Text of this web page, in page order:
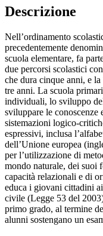
Descrizione
Nell’ordinamento
precedentemente
scuola elementare, fa
due percorsi scolastici
che dura cinque anni, e
tre anni. La scuola
individuali, lo sviluppo
sviluppare le
sistemazioni logico-
espressivi, inclusa
dell’Unione europea
per l’utilizzazione di
mondo naturale, dei suoi
capacità relazionali e di
educa i giovani cittadini
civile (Legge 53 del
primo grado, al termine
alunni sostengano un